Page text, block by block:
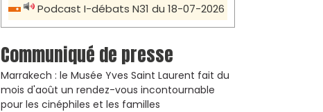
Podcast I-débats N31 du 18-07-2026
Communiqué de presse
Marrakech : le Musée Yves Saint Laurent fait du
mois d'août un rendez-vous incontournable
pour les cinéphiles et les familles